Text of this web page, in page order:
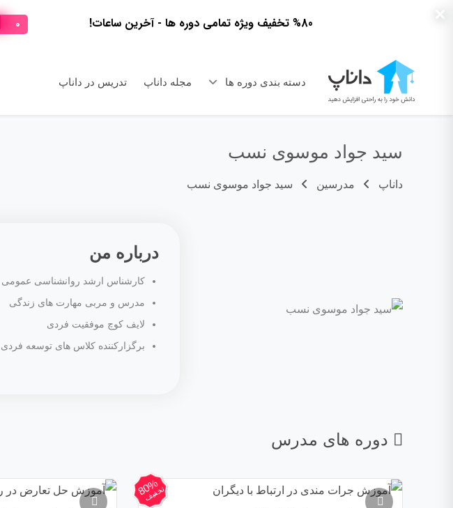
%80 تخفیف ویژه تمامی دوره ها - آخرین ساعات! 0
دسته بندی دوره ها مجله داناپ تدریس در داناپ
سید جواد موسوی نسب
داناپ مدرسین سید جواد موسوی نسب
درباره من
کارشناس ارشد روانشناسی عمومی
مدرس و مربی مهارت های زندگی
لایف کوچ موفقیت فردی
برگزارکننده کلاس های توسعه فردی
دوره های مدرس
80%
تخفیف